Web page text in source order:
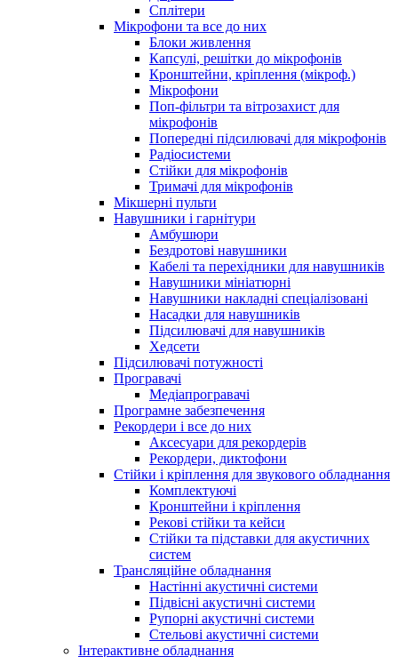
Сплітери
Мікрофони та все до них
Блоки живлення
Капсулі, решітки до мікрофонів
Кронштейни, кріплення (мікроф.)
Мікрофони
Поп-фільтри та вітрозахист для
мікрофонів
Попередні підсилювачі для мікрофонів
Радіосистеми
Стійки для мікрофонів
Тримачі для мікрофонів
Мікшерні пульти
Навушники і гарнітури
Амбушюри
Бездротові навушники
Кабелі та перехідники для навушників
Навушники мініатюрні
Навушники накладні спеціалізовані
Насадки для навушників
Підсилювачі для навушників
Хедсети
Підсилювачі потужності
Програвачі
Медіапрогравачі
Програмне забезпечення
Рекордери і все до них
Аксесуари для рекордерів
Рекордери, диктофони
Стійки і кріплення для звукового обладнання
Комплектуючі
Кронштейни і кріплення
Рекові стійки та кейси
Стійки та підставки для акустичних
систем
Трансляційне обладнання
Настінні акустичні системи
Підвісні акустичні системи
Рупорні акустичні системи
Стельові акустичні системи
Інтерактивне обладнання